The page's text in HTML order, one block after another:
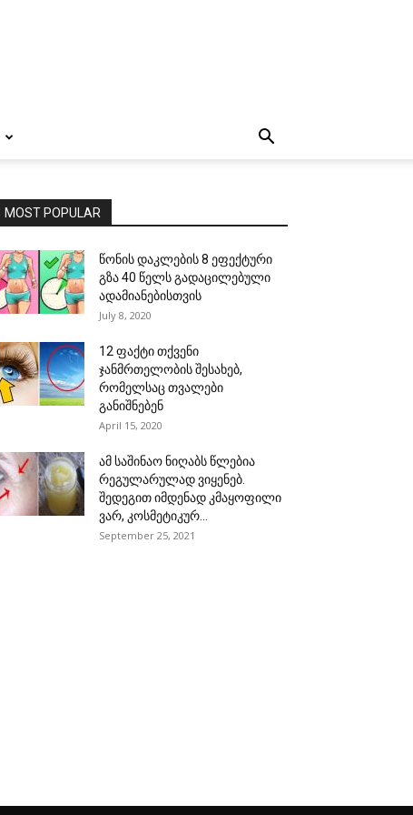
MOST POPULAR
წონის დაკლების 8 ეფექტური
გზა 40 წელს გადაცილებული
ადამიანებისთვის
July 8, 2020
12 ფაქტი თქვენი
ჯანმრთელობის შესახებ,
რომელსაც თვალები
განიშნებენ
April 15, 2020
ამ საშინაო ნიღაბს წლებია
რეგულარულად ვიყენებ.
შედეგით იმდენად კმაყოფილი
ვარ, კოსმეტიკურ...
September 25, 2021